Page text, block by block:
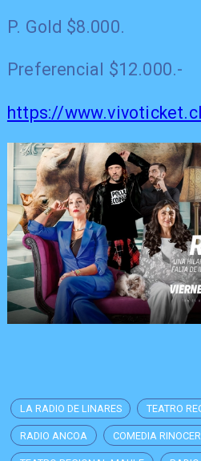
P. Gold $8.000.
Preferencial $12.000.-
https://
LA RADIO DE LINARES TEATRO
RADIO ANCOA COMEDIA